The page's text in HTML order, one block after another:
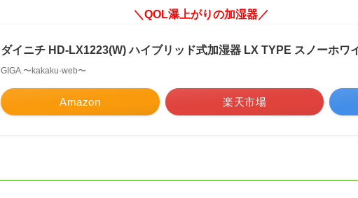
＼QOL瀑上がりの加湿器／
ダイニチ HD-LX1223(W) ハイブリッド式加湿器 LX TYPE スノーホワ
GIGA.〜kakaku-web〜
Amazon 楽天市場